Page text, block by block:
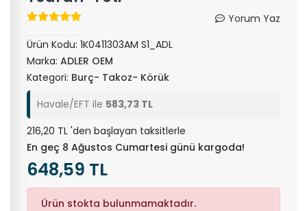
Yorum Yaz
Ürün Kodu: 1K0411303AM S1_ADL
Marka: ADLER OEM
Kategori: Burç- Takoz- Körük
Havale/EFT ile 583,73 TL
216,20 TL 'den başlayan taksitlerle
En geç 8 Ağustos Cumartesi günü kargoda!
648,59 TL
Ürün stokta bulunmamaktadır.